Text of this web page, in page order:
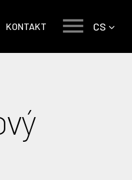
KONTAKT CS